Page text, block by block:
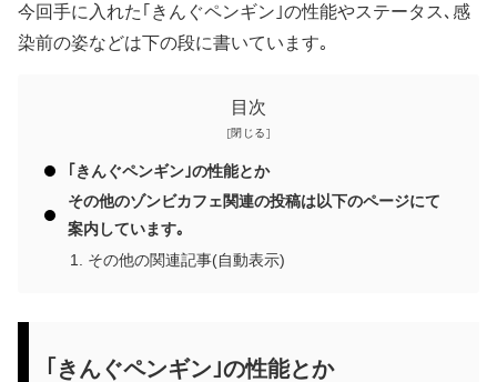
今回手に入れた｢きんぐペンギン｣の性能やステータス､感
染前の姿などは下の段に書いています｡
目次
｢きんぐペンギン｣の性能とか
その他のゾンビカフェ関連の投稿は以下のページにて
案内しています｡
その他の関連記事(自動表示)
｢きんぐペンギン｣の性能とか